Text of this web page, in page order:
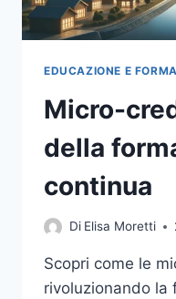
EDUCAZIONE E
Micro-
della
continua
Di Elisa Moretti
Scopri come le
rivoluzionando la